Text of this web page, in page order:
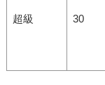
超級 30